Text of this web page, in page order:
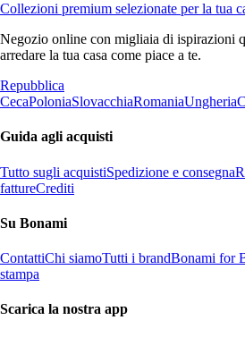
Collezioni premium selezionate per la tua
Negozio online con migliaia di ispirazioni
arredare la tua casa come piace a te.
Repubblica
CecaPoloniaSlovacchiaRomaniaUngheria
Guida agli acquisti
Tutto sugli acquistiSpedizione e consegna
fattureCrediti
Su Bonami
ContattiChi siamoTutti i brandBonami for
stampa
Scarica la nostra app